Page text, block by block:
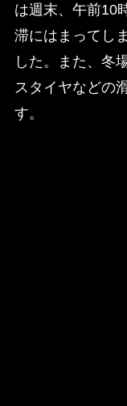
は週末、午前10
滞にはまってし
した。また、冬
スタイヤなどの
す。